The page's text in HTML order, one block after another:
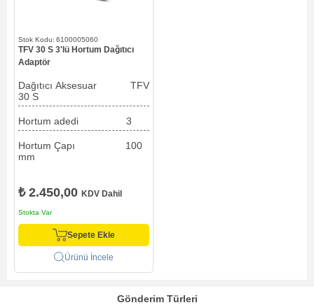
6100005060
TFV 30 S 3'lü Hortum Dağıtıcı
Adaptör
Dağıtıcı Aksesuar TFV
30 S
Hortum adedi 3
Hortum Çapı 100
mm
₺ 2.450,00 KDV Dahil
Stokta Var
Sepete Ekle
Ürünü İncele
Gönderim Türleri